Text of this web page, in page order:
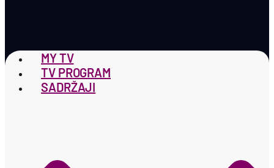
MY TV
TV PROGRAM
SADRŽAJI